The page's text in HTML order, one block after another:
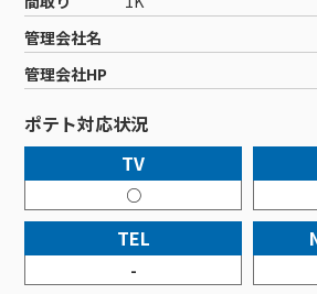
物件情報
特典・キャンペーン
おトクな割引サービス
サポートサービストップ
リモートコール
回線速度測定
接続・設定⽅法
訪問サポート＆サポートパック
新着情報
メンテナンス・障害情報
ポテトからのプレゼント
イベントカレンダー
講座のご案内
ケーブルテレビトップ
チャンネル紹介
料⾦プラン
NHK衛星受信料団体⼀括⽀払
機器⼀覧
インターネット
インターネットトップ
料⾦プラン
Wi-Fiサービス
ポテトホーム防犯カメラ
オプションサービス
インターネットギガシェアプラ
固定電話
固定電話トップ
基本料⾦・通話料⾦
オプションサービス
auスマートバリュー
auまとめトーク
ポテトスマートフォントップ
料⾦プラン
機種⼀覧
オプションサービス
でんき
でんきトップ
ポラリンでんき×ポテト
ポテトでんき
暮らしを快適にするサービス
暮らしを快適にするサービスト
ポテトライフメール
会社案内
メンテナンス
障害情報
管理会社名
管理会社HP
ポテト対応状況
TV
○
TEL
-